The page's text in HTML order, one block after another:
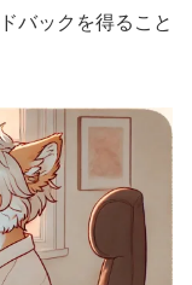
バックを得ること